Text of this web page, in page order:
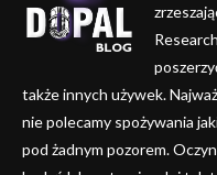
także innych używek.
nie polecamy spożywania
pod żadnym pozorem.